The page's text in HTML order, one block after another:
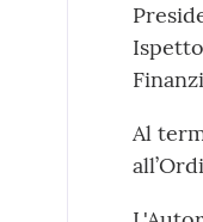
Al